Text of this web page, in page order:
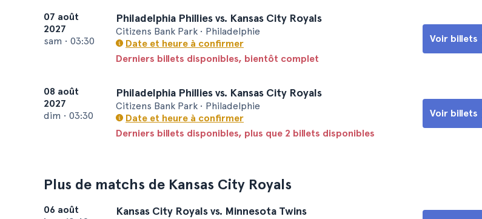
07 août
2027
sam • 03:30
Philadelphia Phillies vs. Kansas City Royals
Citizens Bank Park • Philadelphie
Date et heure à confirmer
Derniers billets disponibles, bientôt complet
Voir billets
08 août
2027
dim • 03:30
Philadelphia Phillies vs. Kansas City Royals
Citizens Bank Park • Philadelphie
Date et heure à confirmer
Derniers billets disponibles, plus que 2 billets disponibles
Voir billets
Plus de matchs de Kansas City Royals
06 août
Kansas City Royals vs. Minnesota Twins